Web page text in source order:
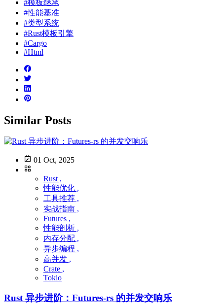
#模板继承
#性能基准
#类型系统
#Rust模板引擎
#Cargo
#Html
Similar Posts
01 Oct, 2025
Rust ,
性能优化 ,
工具推荐 ,
实战指南 ,
Futures ,
性能剖析 ,
内存分配 ,
异步编程 ,
高并发 ,
Crate ,
Tokio
Rust 异步进阶：Futures-rs 的并发交响乐